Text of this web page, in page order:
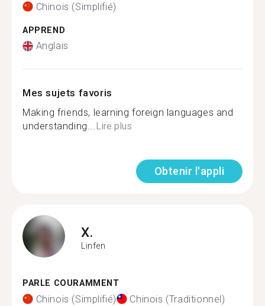
Chinois (Simplifié)
APPREND
Anglais
Mes sujets favoris
Making friends, learning foreign languages and
understanding...Lire plus
Obtenir l'appli
X.
Linfen
PARLE COURAMMENT
Chinois (Simplifié) Chinois (Traditionnel)